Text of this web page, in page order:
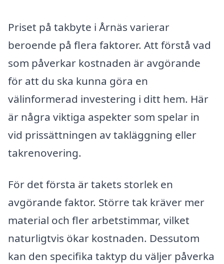
Priset på takbyte i Årnäs varierar
beroende på flera faktorer. Att förstå vad
som påverkar kostnaden är avgörande
för att du ska kunna göra en
välinformerad investering i ditt hem. Här
är några viktiga aspekter som spelar in
vid prissättningen av takläggning eller
takrenovering.
För det första är takets storlek en
avgörande faktor. Större tak kräver mer
material och fler arbetstimmar, vilket
naturligtvis ökar kostnaden. Dessutom
kan den specifika taktyp du väljer påverka